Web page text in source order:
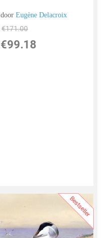
doorEugène Delacroix
€171.00
€99.18
Bestseller